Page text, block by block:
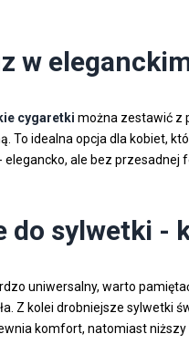
w
cygaretki można zestawić z
To idealna opcja dla kobiet,
ale bez
do sylwetki -
uniwersalny, warto
Z kolei drobniejsze sylwetki
komfort, natomiast